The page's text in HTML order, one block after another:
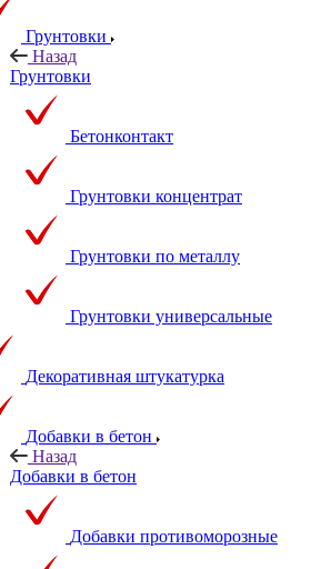
Грунтовки
Назад
Грунтовки
Бетонконтакт
Грунтовки концентрат
Грунтовки по металлу
Грунтовки универсальные
Декоративная штукатурка
Добавки в бетон
Назад
Добавки в бетон
Добавки противоморозные